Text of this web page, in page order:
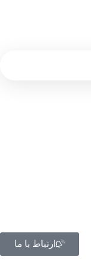
ارتباط با ما